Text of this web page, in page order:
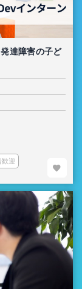
達障害の子ど
歓迎